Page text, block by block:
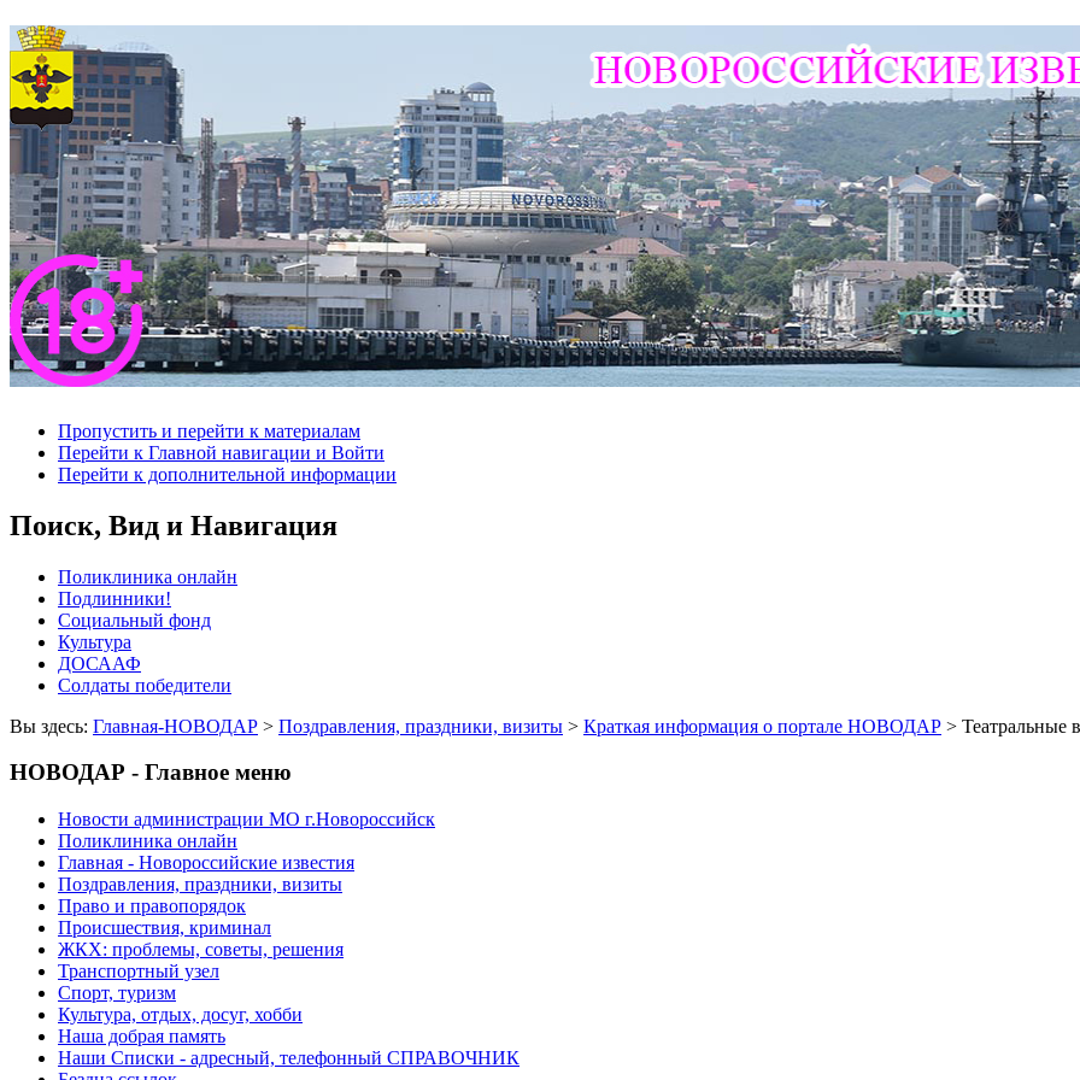
Пропустить и перейти к материалам
Перейти к Главной навигации и Войти
Перейти к дополнительной информации
Поиск, Вид и Навигация
Поликлиника онлайн
Подлинники!
Социальный фонд
Культура
ДОСААФ
Солдаты победители
Вы здесь: Главная-НОВОДАР > Поздравления, праздники, визиты > Краткая информация о портале НОВОДАР > Театральные
НОВОДАР - Главное меню
Новости администрации МО г.Новороссийск
Поликлиника онлайн
Главная - Новороссийские известия
Поздравления, праздники, визиты
Право и правопорядок
Происшествия, криминал
ЖКХ: проблемы, советы, решения
Транспортный узел
Спорт, туризм
Культура, отдых, досуг, хобби
Наша добрая память
Наши Списки - адресный, телефонный СПРАВОЧНИК